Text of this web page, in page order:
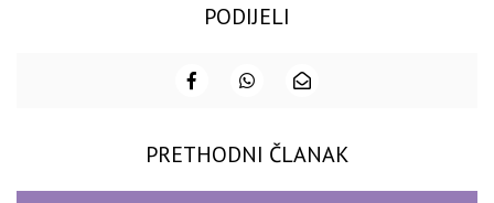
PODIJELI
PRETHODNI ČLANAK